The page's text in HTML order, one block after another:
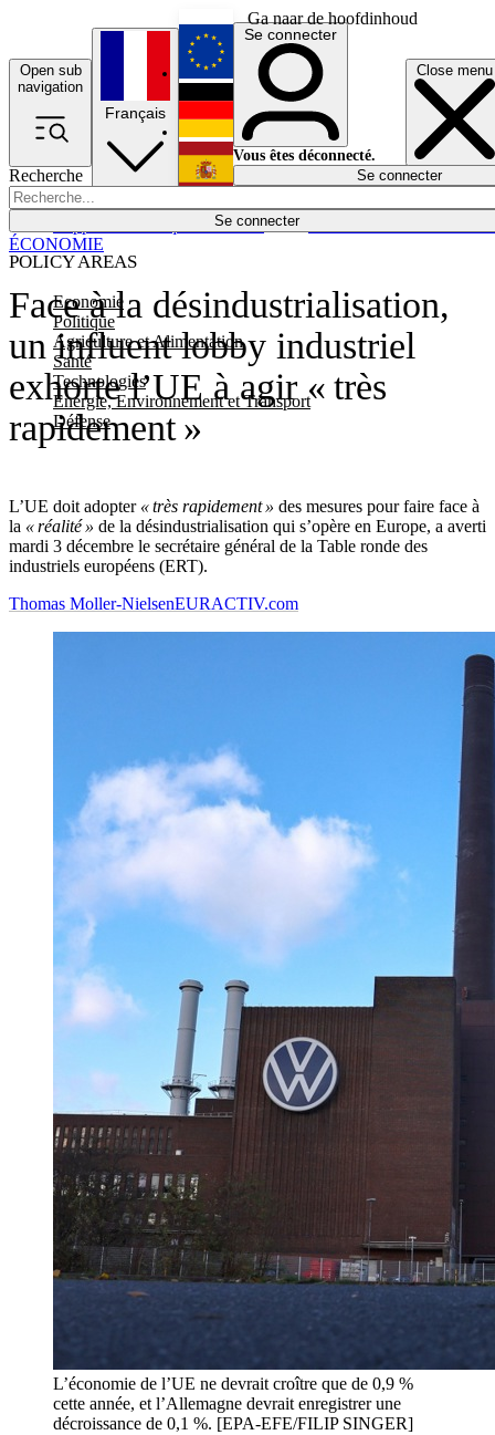
Ga naar de hoofdinhoud
Open sub
navigation
Close menu
Recherche
Se connecter
POLICY AREAS
Economie
Politique
Agriculture et Alimentation
Santé
Technologies
Energie, Environnement et Transport
Défense
Économie
Français
English
Deutsch
Español
Se connecter
Vous êtes déconnecté.
Se connecter
Face à la désindustrialisation,
un influent lobby industriel
exhorte l’UE à agir « très
rapidement »
L’UE doit adopter « très rapidement » des mesures pour faire face à
la « réalité » de la désindustrialisation qui s’opère en Europe, a averti
mardi 3 décembre le secrétaire général de la Table ronde des
industriels européens (ERT).
ÉCONOMIE
Thomas Moller-NielsenEURACTIV.com
L’économie de l’UE ne devrait croître que de 0,9 %
cette année, et l’Allemagne devrait enregistrer une
décroissance de 0,1 %. [EPA-EFE/FILIP SINGER]